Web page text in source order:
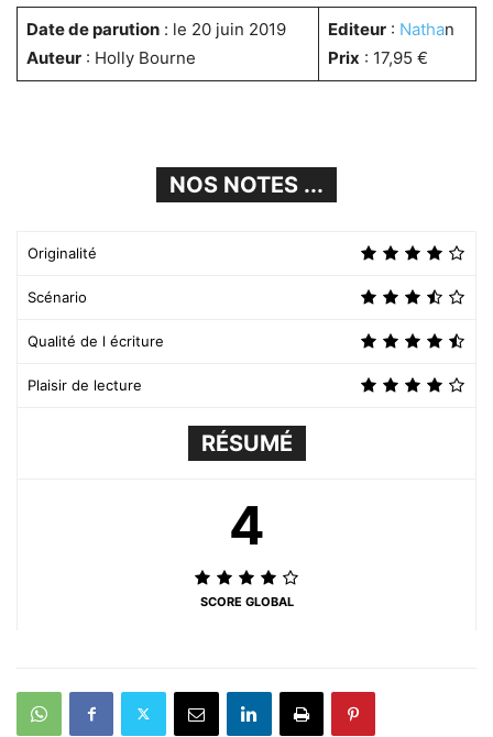
Date de parution: le 20 juin 2019
Auteur: Holly Bourne
Editeur: Nathan
Prix : 17,95 €
NOS NOTES ...
Originalité
Scénario
Qualité de l écriture
Plaisir de lecture
RÉSUMÉ
4
SCORE GLOBAL